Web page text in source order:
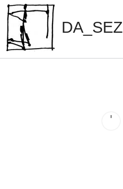
Zum
Inhalt
springen
DA_SEZ